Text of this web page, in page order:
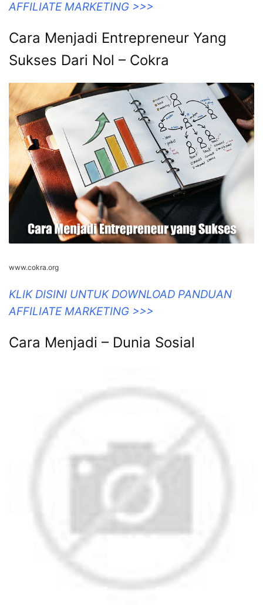
AFFILIATE MARKETING >>>
Cara Menjadi Entrepreneur Yang
Sukses Dari Nol – Cokra
www.cokra.org
KLIK DISINI UNTUK DOWNLOAD PANDUAN
AFFILIATE MARKETING >>>
Cara Menjadi – Dunia Sosial